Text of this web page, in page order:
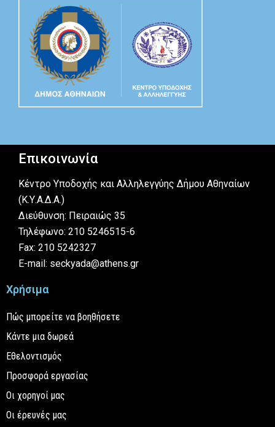
Επικοινωνία
Κέντρο Υποδοχής και Αλληλεγγύης Δήμου Αθηναίων
(Κ.Υ.Α.Δ.Α.)
Διεύθυνση: Πειραιώς 35
Τηλέφωνο: 210 5246515-6
Fax: 210 5242327
E-mail: seckyada@athens.gr
Χρήσιμα
Πώς μπορείτε να βοηθήσετε
Κάντε μια δωρεά
Εθελοντισμός
Προσφορά εργασίας
Οι χορηγοί μας
Οι έρευνές μας